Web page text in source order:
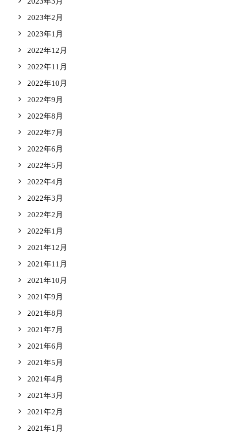
2023年2月
2023年1月
2022年12月
2022年11月
2022年10月
2022年9月
2022年8月
2022年7月
2022年6月
2022年5月
2022年4月
2022年3月
2022年2月
2022年1月
2021年12月
2021年11月
2021年10月
2021年9月
2021年8月
2021年7月
2021年6月
2021年5月
2021年4月
2021年3月
2021年2月
2021年1月